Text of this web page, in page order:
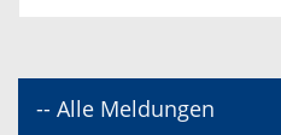
-- Alle Meldungen